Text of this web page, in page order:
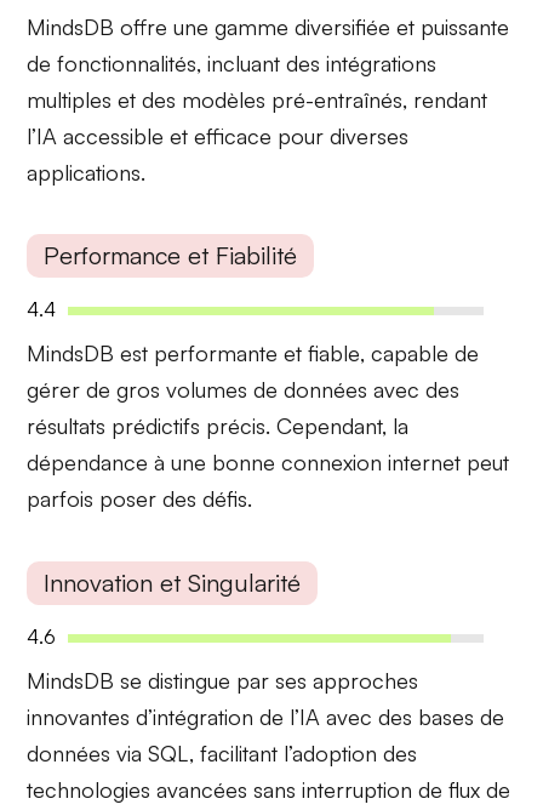
MindsDB offre une gammediversifiée et puissante
de fonctionnalités, incluant des intégrations
multiples et des modèles pré-entraînés, rendant
l’IA accessible et efficace pour diverses
applications.
Performance et Fiabilité
4.4
MindsDB est performante etfiable, capable de
gérer de gros volumes de données avec des
résultats prédictifs précis. Cependant, la
dépendance à une bonne connexion internet peut
parfois poser des défis.
Innovation et Singularité
4.6
MindsDB se distingue par sesapproches
innovantes d’intégration de l’IA avec des bases de
données via SQL, facilitant l’adoption des
technologies avancées sans interruption de flux de